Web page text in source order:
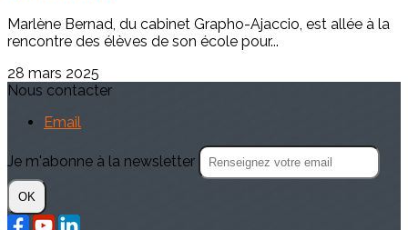
Marlène Bernad, du cabinet Grapho-Ajaccio, est allée à la
rencontre des élèves de son école pour...
28 mars 2025
Nous contacter
Email
Je m'abonne à la newsletter
OK